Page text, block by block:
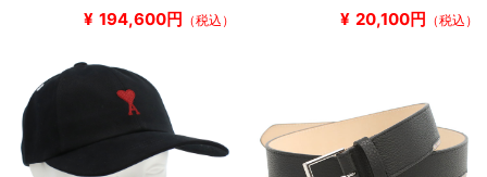
¥ 194,600円 （税込） ¥ 20,100円 （税込）